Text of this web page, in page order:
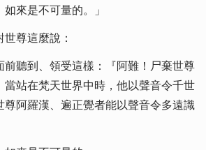
如來是不可量的。」
尊這麼說：
前聽到、領受這樣：『阿難！尸棄世尊
當站在梵天世界中時，他以聲音令千世
尊阿羅漢、遍正覺者能以聲音令多遠識